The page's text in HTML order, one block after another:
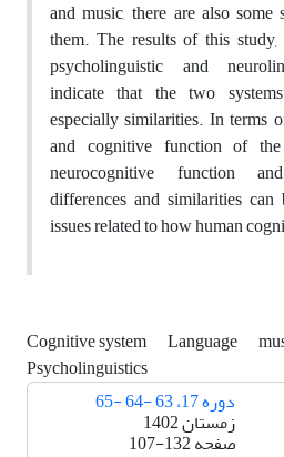
and music, there are also
them. The results of this
psycholinguistic and
indicate that the two
especially similarities. In terms
and cognitive function of
neurocognitive function
differences and similarities
issues related to how human
Cognitive system Language
Psycholinguistics
دوره 17، 63 -64 -65
زمستان 1402
صفحه107-132